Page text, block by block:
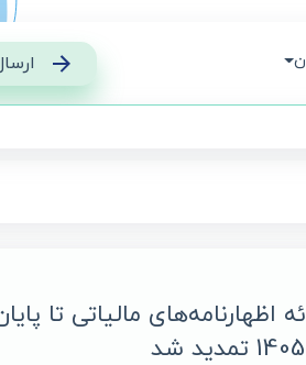
اظهارنامه‌های مالیاتی تا